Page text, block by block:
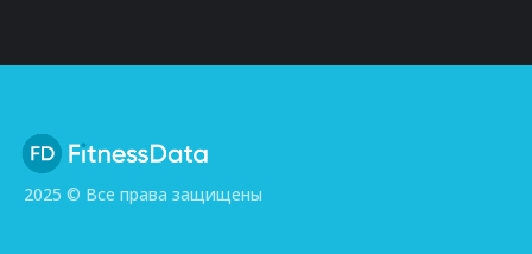
2025 © Все права защищены